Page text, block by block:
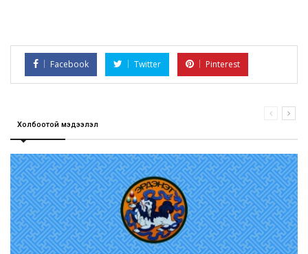
Facebook Twitter Pinterest
Холбоотой мэдээлэл